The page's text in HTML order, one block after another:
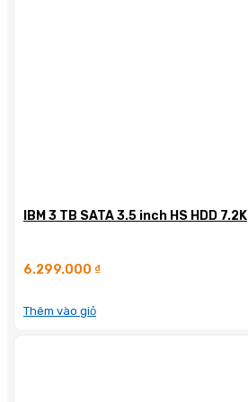
IBM 3 TB SATA 3.5 inch HS HDD 7.2K
6.299.000 ₫
Thêm vào giỏ